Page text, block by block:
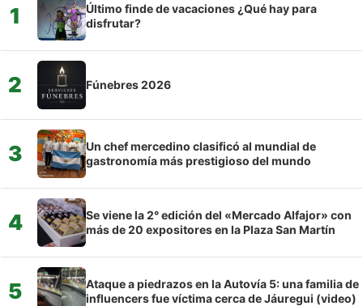
1
Último finde de vacaciones ¿Qué hay para
disfrutar?
2 Fúnebres 2026
3
Un chef mercedino clasificó al mundial de
gastronomía más prestigioso del mundo
4
Se viene la 2° edición del «Mercado Alfajor» con
más de 20 expositores en la Plaza San Martín
5
Ataque a piedrazos en la Autovía 5: una familia de
influencers fue víctima cerca de Jáuregui (video)